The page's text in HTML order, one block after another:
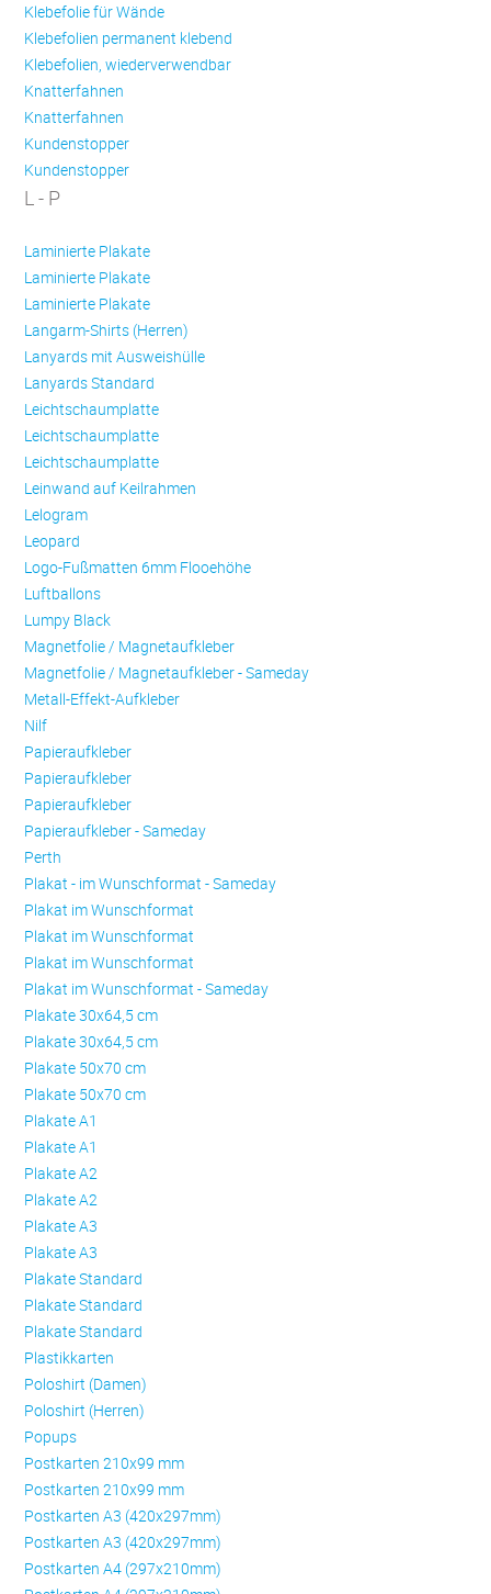
Klebefolie für Wände
Klebefolien permanent klebend
Klebefolien, wiederverwendbar
Knatterfahnen
Knatterfahnen
Kundenstopper
Kundenstopper
L - P
Laminierte Plakate
Laminierte Plakate
Laminierte Plakate
Langarm-Shirts (Herren)
Lanyards mit Ausweishülle
Lanyards Standard
Leichtschaumplatte
Leichtschaumplatte
Leichtschaumplatte
Leinwand auf Keilrahmen
Lelogram
Leopard
Logo-Fußmatten 6mm Flooehöhe
Luftballons
Lumpy Black
Magnetfolie / Magnetaufkleber
Magnetfolie / Magnetaufkleber - Sameday
Metall-Effekt-Aufkleber
Nilf
Papieraufkleber
Papieraufkleber
Papieraufkleber
Papieraufkleber - Sameday
Perth
Plakat - im Wunschformat - Sameday
Plakat im Wunschformat
Plakat im Wunschformat
Plakat im Wunschformat
Plakat im Wunschformat - Sameday
Plakate 30x64,5 cm
Plakate 30x64,5 cm
Plakate 50x70 cm
Plakate 50x70 cm
Plakate A1
Plakate A1
Plakate A2
Plakate A2
Plakate A3
Plakate A3
Plakate Standard
Plakate Standard
Plakate Standard
Plastikkarten
Poloshirt (Damen)
Poloshirt (Herren)
Popups
Postkarten 210x99 mm
Postkarten 210x99 mm
Postkarten A3 (420x297mm)
Postkarten A3 (420x297mm)
Postkarten A4 (297x210mm)